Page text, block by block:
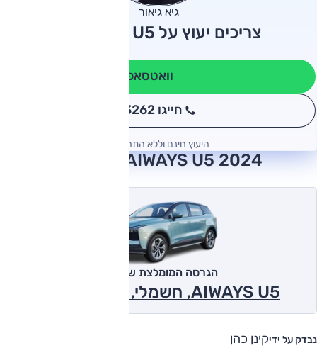
גיא גיאור
צריכים יעוץ על AIWAYS U5?
וואטסאפ
חייגו 3262
היעוץ חינם וללא התחייבות
AIWAYS U5 2024 חוות דעת
נבדק על ידיקינן כהן
הגרסה המומלצת של אוטו
AIWAYS U5, חשמלי, Xcite 2024